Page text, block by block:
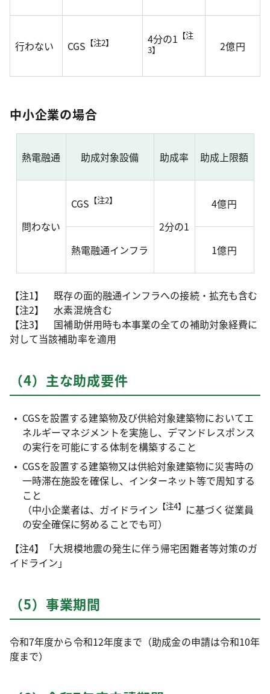
行わない CGS 【注2】 4分の1 【注
3】
2億円
中小企業の場合
熱電融通 助成対象設備 助成率 助成上限額
問わない
CGS 【注2】
2分の1
4億円
熱電融通インフラ 1億円
【注1】 既存の面的融通インフラへの接続・拡充も含む
【注2】 水素混焼含む
【注3】 国補助併用時も本事業の全ての補助対象経費に
対して当該補助率を適用
（4）主な助成要件
CGSを設置する建築物及び供給対象建築物においてエ
ネルギーマネジメントを実施し、デマンドレスポンス
の実行を可能にする体制を構築すること
CGSを設置する建築物又は供給対象建築物に災害時の
一時滞在施設を確保し、インターネット等で周知する
こと
（中小企業者は、ガイドライン 【注4】 に基づく従業員
の安全確保に努めることでも可）
【注4】「大規模地震の発生に伴う帰宅困難者等対策のガ
イドライン」
（5）事業期間
令和7年度から令和12年度まで（助成金の申請は令和10年
度まで）